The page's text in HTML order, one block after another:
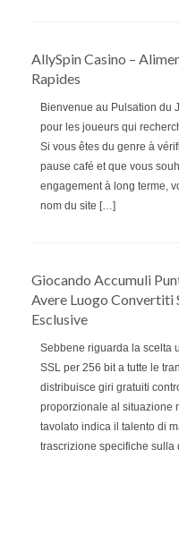
AllySpin Casino –
Rapides
Bienvenue au Pulsation du
pour les joueurs qui
Si vous êtes du genre à
pause café et que vous
engagement à long terme,
nom du site […]
Giocando Accumuli
Avere Luogo
Esclusive
Sebbene riguarda la scelta
SSL per 256 bit a tutte le
distribuisce giri gratuiti
proporzionale al situazione
tavolato indica il talento di
trascrizione specifiche